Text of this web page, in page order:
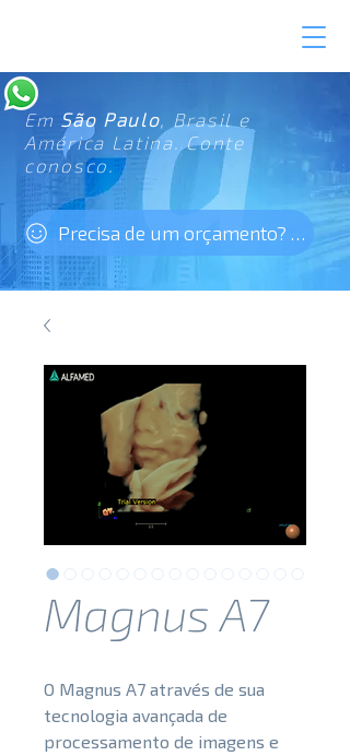
Em São Paulo, Brasil e
América Latina. Conte
conosco.
Precisa de um orçamento? Clique aqui!
Magnus A7
O Magnus A7 através de sua
tecnologia avançada de
processamento de imagens e